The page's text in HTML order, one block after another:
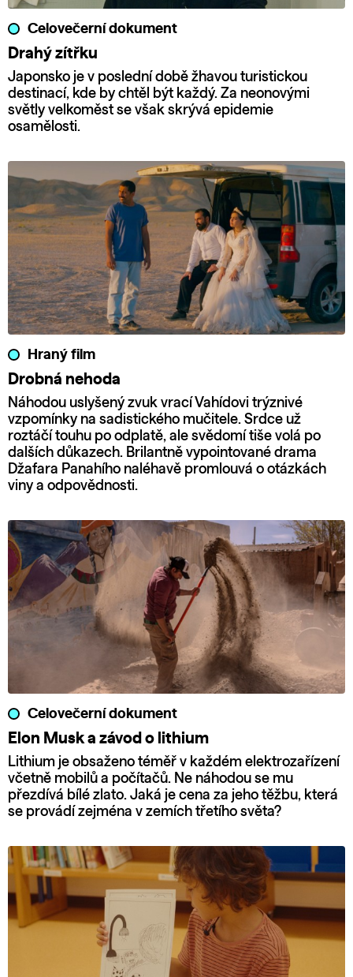
Celovečerní dokument
Drahý zítřku
Japonsko je v poslední době žhavou turistickou
destinací, kde by chtěl být každý. Za neonovými
světly velkoměst se však skrývá epidemie
osamělosti.
Hraný film
Drobná nehoda
Náhodou uslyšený zvuk vrací Vahídovi trýznivé
vzpomínky na sadistického mučitele. Srdce už
roztáčí touhu po odplatě, ale svědomí tiše volá po
dalších důkazech. Brilantně vypointované drama
Džafara Panahího naléhavě promlouvá o otázkách
viny a odpovědnosti.
Celovečerní dokument
Elon Musk a závod o lithium
Lithium je obsaženo téměř v každém elektrozařízení
včetně mobilů a počítačů. Ne náhodou se mu
přezdívá bílé zlato. Jaká je cena za jeho těžbu, která
se provádí zejména v zemích třetího světa?